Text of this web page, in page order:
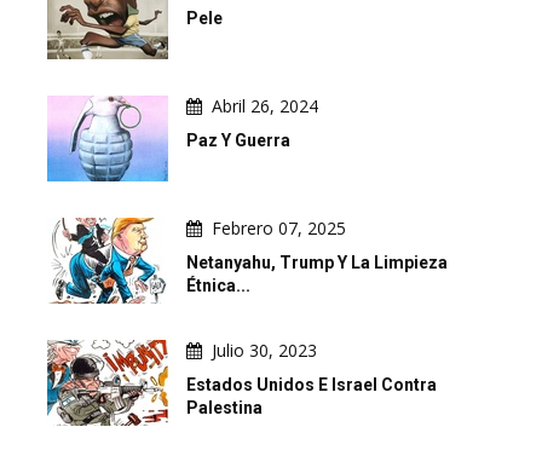
Pele
Abril 26, 2024
Paz Y Guerra
Febrero 07, 2025
Netanyahu, Trump Y La Limpieza
Étnica...
Julio 30, 2023
Estados Unidos E Israel Contra
Palestina